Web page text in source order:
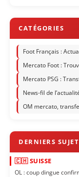
Foot Français :
Mercato Foot :
Mercato PSG :
News-fil de
OM mercato,
🇨🇭 SUISSE
OL : coup dingue